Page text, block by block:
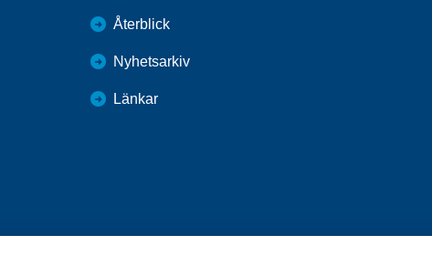
Återblick
Nyhetsarkiv
Länkar